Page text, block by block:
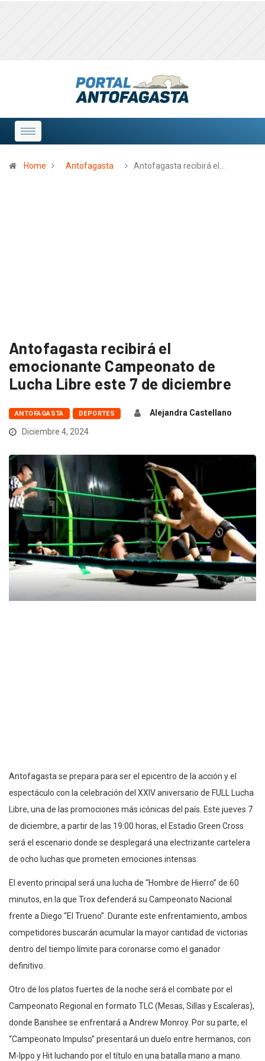
Home Antofagasta Antofagasta recibirá el…
Antofagasta recibirá el
emocionante Campeonato de
Lucha Libre este 7 de diciembre
ANTOFAGASTA DEPORTES
Alejandra Castellano
Diciembre 4, 2024
Antofagasta se prepara para ser el epicentro de la acción y el
espectáculo con la celebración del XXIV aniversario de FULL Lucha
Libre, una de las promociones más icónicas del país. Este jueves 7
de diciembre, a partir de las 19:00 horas, el Estadio Green Cross
será el escenario donde se desplegará una electrizante cartelera
de ocho luchas que prometen emociones intensas.
El evento principal será una lucha de “Hombre de Hierro” de 60
minutos, en la que Trox defenderá su Campeonato Nacional
frente a Diego “El Trueno”. Durante este enfrentamiento, ambos
competidores buscarán acumular la mayor cantidad de victorias
dentro del tiempo límite para coronarse como el ganador
definitivo.
Otro de los platos fuertes de la noche será el combate por el
Campeonato Regional en formato TLC (Mesas, Sillas y Escaleras),
donde Banshee se enfrentará a Andrew Monroy. Por su parte, el
“Campeonato Impulso” presentará un duelo entre hermanos, con
M-Ippo y Hit luchando por el título en una batalla mano a mano.